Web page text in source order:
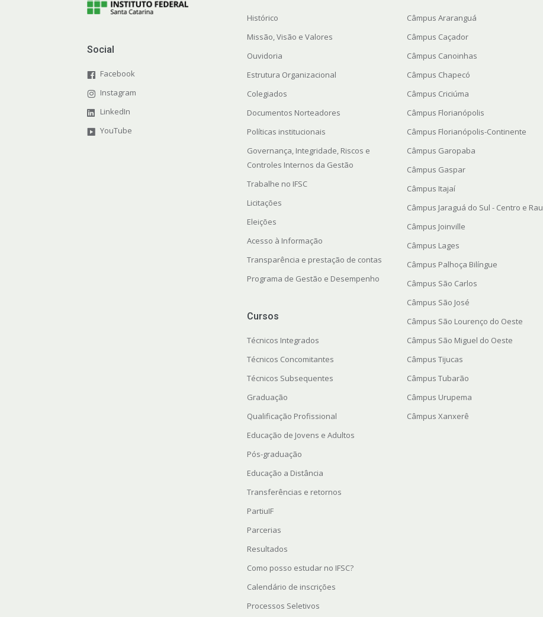
Social
Facebook
Instagram
LinkedIn
YouTube
Histórico
Missão, Visão e Valores
Ouvidoria
Estrutura Organizacional
Colegiados
Documentos Norteadores
Políticas institucionais
Governança, Integridade, Riscos e
Controles Internos da Gestão
Trabalhe no IFSC
Licitações
Eleições
Acesso à Informação
Transparência e prestação de contas
Programa de Gestão e Desempenho
Cursos
Técnicos Integrados
Técnicos Concomitantes
Técnicos Subsequentes
Graduação
Qualificação Profissional
Educação de Jovens e Adultos
Pós-graduação
Educação a Distância
Transferências e retornos
PartiuIF
Parcerias
Resultados
Como posso estudar no IFSC?
Calendário de inscrições
Processos Seletivos
Câmpus Araranguá
Câmpus Caçador
Câmpus Canoinhas
Câmpus Chapecó
Câmpus Criciúma
Câmpus Florianópolis
Câmpus Florianópolis-Continente
Câmpus Garopaba
Câmpus Gaspar
Câmpus Itajaí
Câmpus Jaraguá do Sul - Centro e Rau
Câmpus Joinville
Câmpus Lages
Câmpus Palhoça Bilíngue
Câmpus São Carlos
Câmpus São José
Câmpus São Lourenço do Oeste
Câmpus São Miguel do Oeste
Câmpus Tijucas
Câmpus Tubarão
Câmpus Urupema
Câmpus Xanxerê